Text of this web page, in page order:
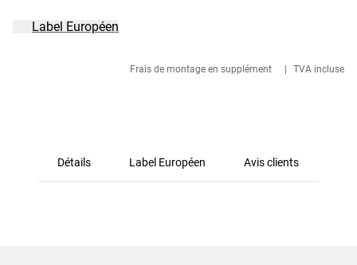
Frais de montage en supplément TVA incluse
Label Européen
Détails Label Européen Avis clients